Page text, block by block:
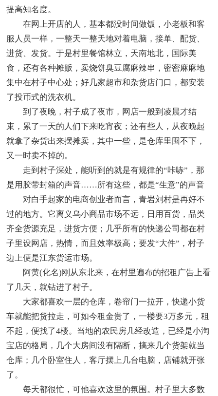
提高知名度。
在网上开店的人，基本都没时间做饭，小老板和客
服人员一样，一整天一整天地对着电脑，接单、配货、
进货、发货。于是村里餐馆林立，天南地北，国际美
食，还有各种摊贩，卖烧饼臭豆腐麻辣串，密密麻麻地
集中在村子中心处；好几家超市和杂货店门口，都安装
了投币式的洗衣机。
到了夜晚，村子成了夜市，网店一般到凌晨才结
束，累了一天的人们下来吃宵夜；还有些人，从夜晚起
就拿了杂货出来摆摊卖，其中一些，是仓库里囤不下，
又一时卖不掉的。
走到村子深处，能听到的就是有规律的“咔哧”，那
是用胶带封箱的声音……所有这些，都是“生意”的声音
对白手起家的电商创业者而言，青岩刘村是再好不
过的地方。它离义乌小商品市场不远，日用百货，品类
齐全货源充足，进货方便；几乎所有的快递公司都在村
子里设网店，热情，而且效率极高；要发“大件”，村子
边上便是江东货运市场。
阿黄(化名)刚从东北来，在村里遍布的招租广告上看
了几天，就钻进了村子。
大家都喜欢一层的仓库，卷帘门一拉开，快递小货
车就能把货拉走，可如今租金贵了，一楼要3万多元，租
不起，便找了4楼。当地的农民房几经改造，已经是小淘
宝店的格局，几个大房间没有隔断，搞来几个货架就当
仓库；几个卧室住人，客厅摆上几台电脑，店铺就开张
了。
每天都很忙，可他喜欢这里的氛围。村子里大多数